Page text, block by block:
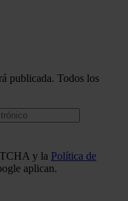
publicada. Todos los
y la Política de
aplican.